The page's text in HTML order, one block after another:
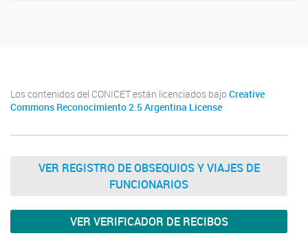
Los contenidos del CONICET están licenciados bajo Creative
Commons Reconocimiento 2.5 Argentina License
VER REGISTRO DE OBSEQUIOS Y VIAJES DE
FUNCIONARIOS
VER VERIFICADOR DE RECIBOS